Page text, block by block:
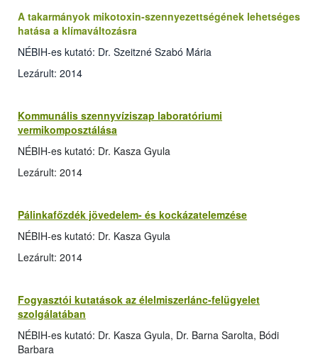
A takarmányok mikotoxin-szennyezettségének lehetséges
hatása a klímaváltozásra
NÉBIH-es kutató: Dr. Szeitzné Szabó Mária
Lezárult: 2014
Kommunális szennyvíziszap laboratóriumi
vermikomposztálása
NÉBIH-es kutató: Dr. Kasza Gyula
Lezárult: 2014
Pálinkafőzdék jövedelem- és kockázatelemzése
NÉBIH-es kutató: Dr. Kasza Gyula
Lezárult: 2014
Fogyasztói kutatások az élelmiszerlánc-felügyelet
szolgálatában
NÉBIH-es kutató: Dr. Kasza Gyula, Dr. Barna Sarolta, Bódi
Barbara